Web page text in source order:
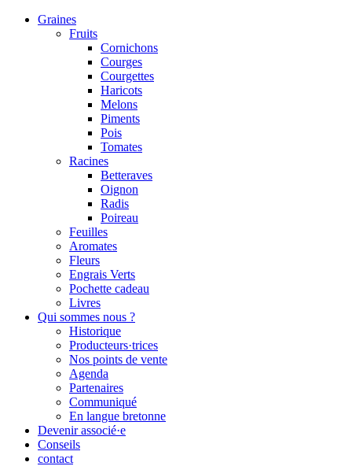
Graines
Fruits
Cornichons
Courges
Courgettes
Haricots
Melons
Piments
Pois
Tomates
Racines
Betteraves
Oignon
Radis
Poireau
Feuilles
Aromates
Fleurs
Engrais Verts
Pochette cadeau
Livres
Qui sommes nous ?
Historique
Producteurs·trices
Nos points de vente
Agenda
Partenaires
Communiqué
En langue bretonne
Devenir associé·e
Conseils
contact